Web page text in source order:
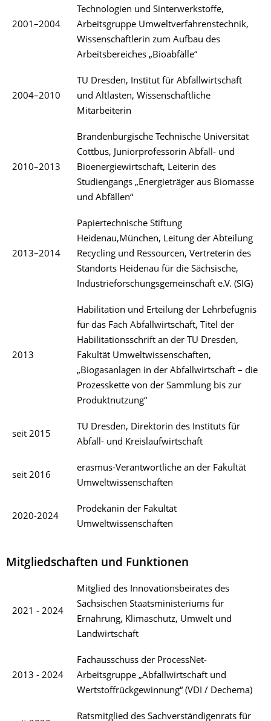
2001–2004
Technologien und Sinterwerkstoffe,
Arbeitsgruppe Umweltverfahrenstechnik,
Wissenschaftlerin zum Aufbau des
Arbeitsbereiches „Bioabfälle“
2004–2010
TU Dresden, Institut für Abfallwirtschaft
und Altlasten, Wissenschaftliche
Mitarbeiterin
2010–2013
Brandenburgische Technische Universität
Cottbus, Juniorprofessorin Abfall- und
Bioenergiewirtschaft, Leiterin des
Studiengangs „Energieträger aus Biomasse
und Abfällen“
2013–2014
Papiertechnische Stiftung
Heidenau,München, Leitung der Abteilung
Recycling und Ressourcen, Vertreterin des
Standorts Heidenau für die Sächsische,
Industrieforschungsgemeinschaft e.V. (SIG)
2013
Habilitation und Erteilung der Lehrbefugnis
für das Fach Abfallwirtschaft, Titel der
Habilitationsschrift an der TU Dresden,
Fakultät Umweltwissenschaften,
„Biogasanlagen in der Abfallwirtschaft – die
Prozesskette von der Sammlung bis zur
Produktnutzung“
seit 2015
TU Dresden, Direktorin des Instituts für
Abfall- und Kreislaufwirtschaft
seit 2016
erasmus-Verantwortliche an der Fakultät
Umweltwissenschaften
2020-2024
Prodekanin der Fakultät
Umweltwissenschaften
Mitgliedschaften und Funktionen
2021 - 2024
Mitglied des Innovationsbeirates des
Sächsischen Staatsministeriums für
Ernährung, Klimaschutz, Umwelt und
Landwirtschaft
2013 - 2024
Fachausschuss der ProcessNet-
Arbeitsgruppe „Abfallwirtschaft und
Wertstoffrückgewinnung“ (VDI / Dechema)
Ratsmitglied des Sachverständigenrats für